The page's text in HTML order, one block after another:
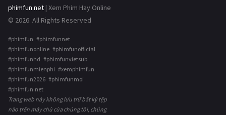
phimfun.net | Xem Phim Hay Online
© 2026. All Rights Reserved
#phimfun #phimfunnet
#phimfunonline #phimfunofficial
#phimfunhd #phimfunvietsub
#phimfunmienphi #xemphimfun
#phimfun2026 #phimfunmoi
#phimfun.net
Trang web này không lưu trữ bất kỳ tệp
nào trên máy chủ của chúng tôi, chúng